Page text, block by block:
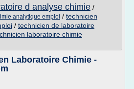
d analyse chimie /
analytique emploi / technicien
/ technicien de laboratoire
laboratoire chimie
Laboratoire Chimie -